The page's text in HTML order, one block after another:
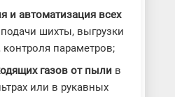
и автоматизация всех
шихты, выгрузки
контроля параметров;
газов от пылив
или в рукавных